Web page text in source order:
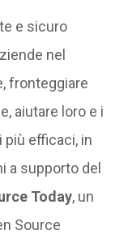
e sicuro
nel
fronteggiare
aiutare loro e i
più efficaci, in
a supporto del
Today, un
Source